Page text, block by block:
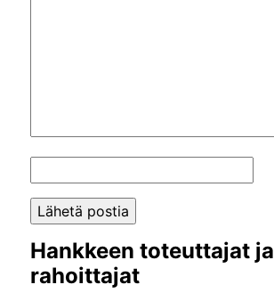
Hankkeen toteuttajat ja
rahoittajat